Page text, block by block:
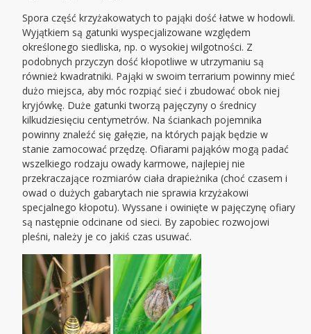
Spora część krzyżakowatych to pająki dość łatwe w hodowli.
Wyjątkiem są gatunki wyspecjalizowane względem
określonego siedliska, np. o wysokiej wilgotności. Z
podobnych przyczyn dość kłopotliwe w utrzymaniu są
również kwadratniki. Pająki w swoim terrarium powinny mieć
dużo miejsca, aby móc rozpiąć sieć i zbudować obok niej
kryjówkę. Duże gatunki tworzą pajęczyny o średnicy
kilkudziesięciu centymetrów. Na ściankach pojemnika
powinny znaleźć się gałęzie, na których pająk będzie w
stanie zamocować przędzę. Ofiarami pająków mogą padać
wszelkiego rodzaju owady karmowe, najlepiej nie
przekraczające rozmiarów ciała drapieżnika (choć czasem i
owad o dużych gabarytach nie sprawia krzyżakowi
specjalnego kłopotu). Wyssane i owinięte w pajęczynę ofiary
są następnie odcinane od sieci. By zapobiec rozwojowi
pleśni, należy je co jakiś czas usuwać.